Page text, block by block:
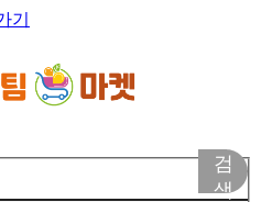
기
검
색